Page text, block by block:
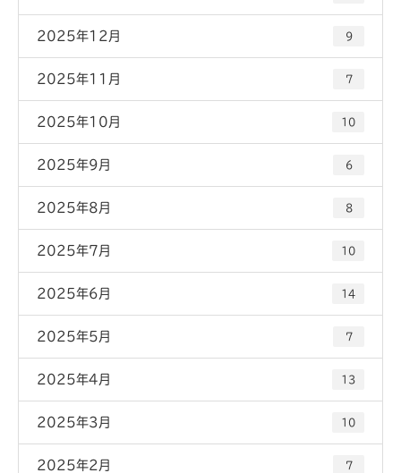
2025年12月 9
2025年11月 7
2025年10月 10
2025年9月 6
2025年8月 8
2025年7月 10
2025年6月 14
2025年5月 7
2025年4月 13
2025年3月 10
2025年2月 7